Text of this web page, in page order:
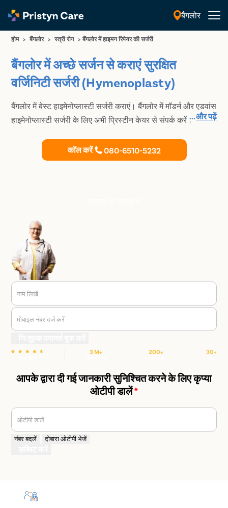
बैंगलोर
होम > बैंगलोर > स्त्री रोग > बैंगलोर में हाइमन रिपेयर की सर्जरी
बैंगलोर में अच्छे सर्जन से कराएं सुरक्षित
वर्जिनिटी सर्जरी (Hymenoplasty)
बैंगलोर में बेस्ट हाइमेनोप्लास्टी सर्जरी कराएं। बैंगलोर में मॉडर्न और एडवांस
हाइमेनोप्लास्टी सर्जरी के लिए अभी प्रिस्टीन केयर से संपर्क करें।...और पढ़ें
कॉल करें 080-6510-5232
नाम लिखें
मोबाइल नंबर दर्ज करें
3 M+ 200+ 30+
आपके द्वारा दी गई जानकारी सुनिश्चित करने के लिए कृप्या
ओटीपी डालें*
ओटीपी डालें
नंबर बदलें दोबारा ओटीपी भेजें